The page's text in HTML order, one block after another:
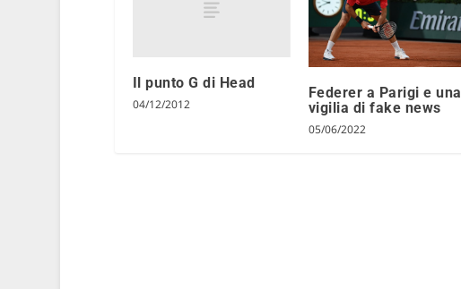
Il punto G di Head
04/12/2012
Federer a Parigi e una
vigilia di fake news
05/06/2022